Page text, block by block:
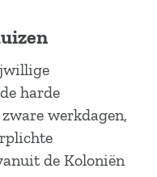
harde
werkdagen,
de Koloniën